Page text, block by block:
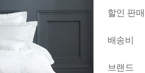
할인 판
배송비
브랜드